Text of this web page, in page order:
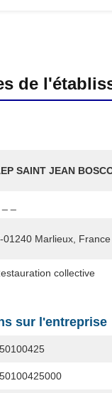
de
SAINT JEAN
01240 Marlieux, France
collective
sur l'entreprise